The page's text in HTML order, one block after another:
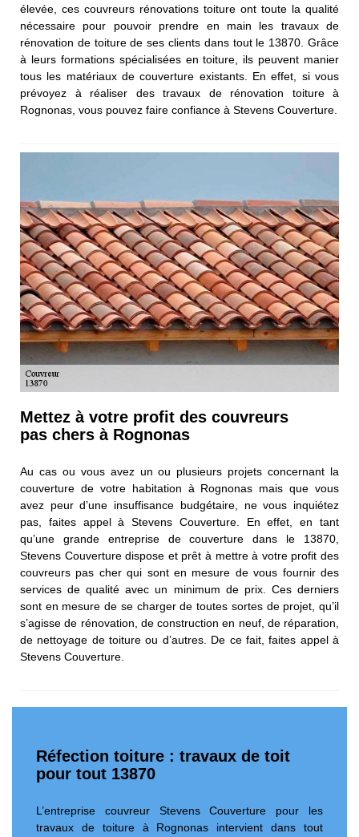
élevée, ces couvreurs rénovations toiture ont toute la qualité
nécessaire pour pouvoir prendre en main les travaux de
rénovation de toiture de ses clients dans tout le 13870. Grâce
à leurs formations spécialisées en toiture, ils peuvent manier
tous les matériaux de couverture existants. En effet, si vous
prévoyez à réaliser des travaux de rénovation toiture à
Rognonas, vous pouvez faire confiance à Stevens Couverture.
Mettez à votre profit des couvreurs
pas chers à Rognonas
Au cas ou vous avez un ou plusieurs projets concernant la
couverture de votre habitation à Rognonas mais que vous
avez peur d’une insuffisance budgétaire, ne vous inquiétez
pas, faites appel à Stevens Couverture. En effet, en tant
qu’une grande entreprise de couverture dans le 13870,
Stevens Couverture dispose et prêt à mettre à votre profit des
couvreurs pas cher qui sont en mesure de vous fournir des
services de qualité avec un minimum de prix. Ces derniers
sont en mesure de se charger de toutes sortes de projet, qu’il
s’agisse de rénovation, de construction en neuf, de réparation,
de nettoyage de toiture ou d’autres. De ce fait, faites appel à
Stevens Couverture.
Réfection toiture : travaux de toit
pour tout 13870
L’entreprise couvreur Stevens Couverture pour les
travaux de toiture à Rognonas intervient dans tout